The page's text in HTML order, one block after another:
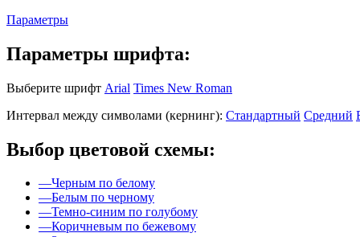
Параметры
Параметры шрифта:
Выберите шрифт Arial Times New Roman
Интервал между символами (кернинг): Стандартный Средний
Выбор цветовой схемы:
—Черным по белому
—Белым по черному
—Темно-синим по голубому
—Коричневым по бежевому